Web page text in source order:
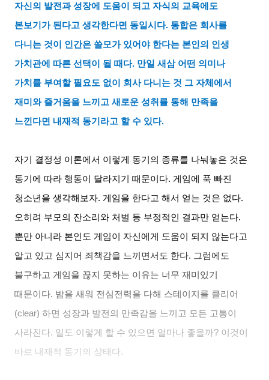
자신의 발전과 성장에 도움이 되고 자식의 교육에도
본보기가 된다고 생각한다면 동일시다. 통합은 회사를
다니는 것이 인간은 쓸모가 있어야 한다는 본인의 인생
가치관에 따른 선택이 될 때다. 만일 새삼 어떤 의미나
가치를 부여할 필요도 없이 회사 다니는 것 그 자체에서
재미와 즐거움을 느끼고 새로운 성취를 통해 만족을
느낀다면 내재적 동기라고 할 수 있다.
자기 결정성 이론에서 이렇게 동기의 종류를 나눠놓은 것은
동기에 따라 행동이 달라지기 때문이다. 게임에 푹 빠진
청소년을 생각해보자. 게임을 한다고 해서 얻는 것은 없다.
오히려 부모의 잔소리와 처벌 등 부정적인 결과만 얻는다.
뿐만 아니라 본인도 게임이 자신에게 도움이 되지 않는다고
알고 있고 심지어 죄책감을 느끼면서도 한다. 그럼에도
불구하고 게임을 끊지 못하는 이유는 너무 재미있기
때문이다. 밤을 새워 전심전력을 다해 스테이지를 클리어
(clear)하면 성장과 발전의 만족감을 느끼고 모든 고통이
사라진다. 일도 이렇게 할 수 있으면 얼마나 좋을까? 이것이
바로 내재적 동기의 상태다.